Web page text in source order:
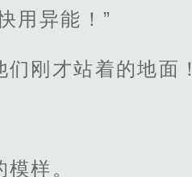
用异能！”
刚才站着的地面！
样。